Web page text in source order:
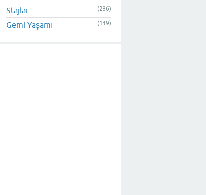
Stajlar (286)
Gemi Yaşamı (149)